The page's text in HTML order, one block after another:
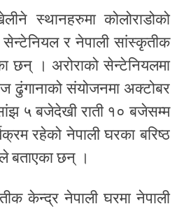
स्थानहरुमा कोलोराडोको
सेन्टेनियल र नेपाली सांस्कृतीक
छन् । अरोराको सेन्टेनियलमा
ढुंगानाको संयोजनमा अक्टोबर
५ बजेदेखी राती १० बजेसम्म
रहेको नेपाली घरका बरिष्ठ
बताएका छन् ।
केन्द्र नेपाली घरमा नेपाली